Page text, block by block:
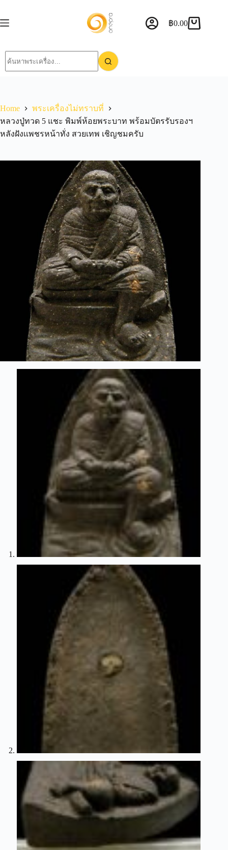
฿0.00
Home
พระเครื่องไม่ทราบที่
หลวงปู่ทวด 5 แชะ พิมพ์ห้อยพระบาท พร้อมบัตรรับรองฯ
หลังฝังเเพชรหน้าทั่ง สวยเทพ เชิญชมครับ